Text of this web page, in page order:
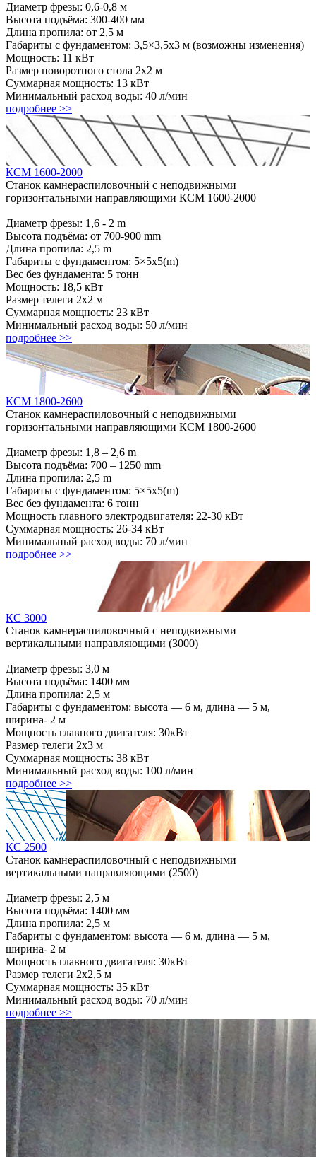
Диаметр фрезы: 0,6-0,8 м
Высота подъёма: 300-400 мм
Длина пропила: от 2,5 м
Габариты с фундаментом: 3,5×3,5х3 м (возможны изменения)
Мощность: 11 кВт
Размер поворотного стола 2х2 м
Суммарная мощность: 13 кВт
Минимальный расход воды: 40 л/мин
подробнее >>
КСМ 1600-2000
Станок камнераспиловочный с неподвижными
горизонтальными направляющими КСМ 1600-2000
Диаметр фрезы: 1,6 - 2 m
Высота подъёма: от 700-900 mm
Длина пропила: 2,5 m
Габариты с фундаментом: 5×5х5(m)
Вес без фундамента: 5 тонн
Мощность: 18,5 кВт
Размер телеги 2х2 м
Суммарная мощность: 23 кВт
Минимальный расход воды: 50 л/мин
подробнее >>
КСМ 1800-2600
Станок камнераспиловочный с неподвижными
горизонтальными направляющими КСМ 1800-2600
Диаметр фрезы: 1,8 – 2,6 m
Высота подъёма: 700 – 1250 mm
Длина пропила: 2,5 m
Габариты с фундаментом: 5×5х5(m)
Вес без фундамента: 6 тонн
Мощность главного электродвигателя: 22-30 кВт
Суммарная мощность: 26-34 кВт
Минимальный расход воды: 70 л/мин
подробнее >>
КС 3000
Станок камнераспиловочный с неподвижными
вертикальными направляющими (3000)
Диаметр фрезы: 3,0 м
Высота подъёма: 1400 мм
Длина пропила: 2,5 м
Габариты с фундаментом: высота — 6 м, длина — 5 м,
ширина- 2 м
Мощность главного двигателя: 30кВт
Размер телеги 2х3 м
Суммарная мощность: 38 кВт
Минимальный расход воды: 100 л/мин
подробнее >>
КС 2500
Станок камнераспиловочный с неподвижными
вертикальными направляющими (2500)
Диаметр фрезы: 2,5 м
Высота подъёма: 1400 мм
Длина пропила: 2,5 м
Габариты с фундаментом: высота — 6 м, длина — 5 м,
ширина- 2 м
Мощность главного двигателя: 30кВт
Размер телеги 2х2,5 м
Суммарная мощность: 35 кВт
Минимальный расход воды: 70 л/мин
подробнее >>
186225, Республика Карелия,
г. Кондопога, Радужный переулок, дом 11
Директор
Булавкин Юрий Александрович
+7 (921) 452-21-51
Эл. почта:
www.oooproekt@yandex.ru
Сайт:
www.kon-stan.ru